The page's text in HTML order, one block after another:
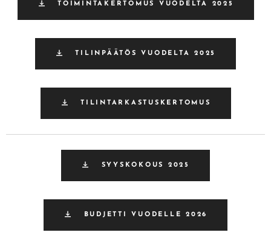
TOIMINTAKERTOMUS VUODELTA 2025
TILINPÄÄTÖS VUODELTA 2025
TILINTARKASTUSKERTOMUS
SYYSKOKOUS 2025
BUDJETTI VUODELLE 2026